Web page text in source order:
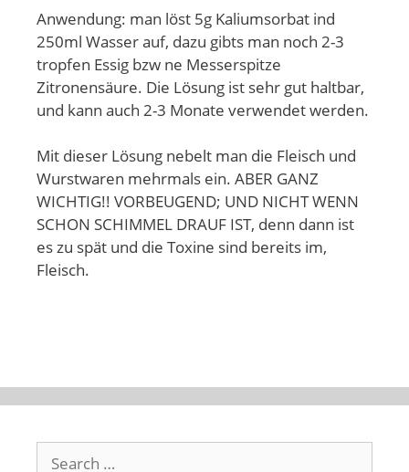
Anwendung: man löst 5g Kaliumsorbat ind
250ml Wasser auf, dazu gibts man noch 2-3
tropfen Essig bzw ne Messerspitze
Zitronensäure. Die Lösung ist sehr gut haltbar,
und kann auch 2-3 Monate verwendet werden.
Mit dieser Lösung nebelt man die Fleisch und
Wurstwaren mehrmals ein. ABER GANZ
WICHTIG!! VORBEUGEND; UND NICHT WENN
SCHON SCHIMMEL DRAUF IST, denn dann ist
es zu spät und die Toxine sind bereits im,
Fleisch.